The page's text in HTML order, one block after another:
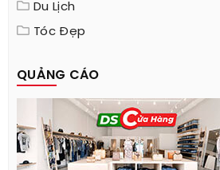
Du Lịch
Tóc Đẹp
QUẢNG CÁO